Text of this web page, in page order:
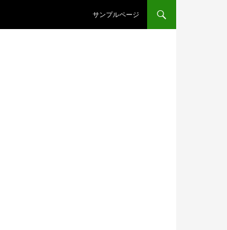
サンプルページ